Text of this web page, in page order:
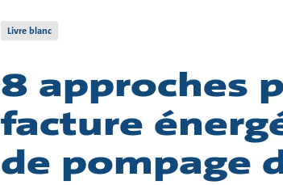
Livre blanc
8 approches
facture
de pompage